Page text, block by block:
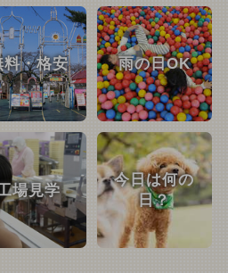
料・格安 雨の日OK
場見学
今日は何の
日？